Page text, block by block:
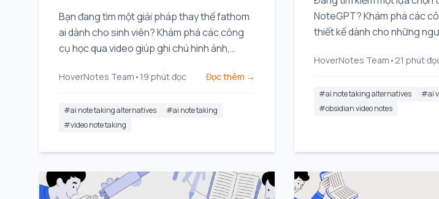
Bạn đang tìm một giải pháp thay thế fathom
ai dành cho sinh viên? Khám phá các công
cụ học qua video giúp ghi chú hình ảnh,
và Coursera.
HoverNotes Team • 19 phút đọc Đọc thêm →
#ai note taking alternatives #ai note taking
#video note taking
NoteGPT? Khám phá các
thiết kế dành cho những
hợp Obsidian và bối cảnh
HoverNotes Team • 21 phút
#ai note taking alternatives #ai
#obsidian video notes